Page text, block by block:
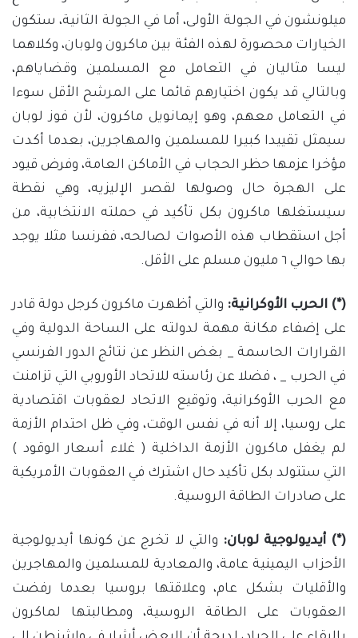
ميلونشون في الجولة الأولى، أما في الجولة الثانية، ستكون
الخيارات محصورة لهذه الفئة بين ماكرون ولوبان، وكلاهما
ليسا مثاليان في التعامل مع المسلمين وقضاياهم،
وبالتالي قد يكون اختيارهم قائما على المرشح الأقل سوءا
في التعامل معهم، وهو إيمانويل ماكرون، لأن فوز لوبان
سيمثل تقييدا كبيرا للمسلمين والمهاجرين، بعدما أكدت
مؤخرا عزمها حظر الحجاب في الأماكن العامة، وفرض قيود
على الهجرة حال وصولها لقصر الإليزيه، وهي نقطة
سيستغلها ماكرون بكل تأكيد في حملته الانتخابية، من
أجل استقطاب هذه الأصوات لصالحه، ففرنسا مثلا يوجد
بها حوالي ٦ مليون مسلم على الأقل.
(*) الحرب الأوكرانية: والتي أظهرت ماكرون كرجل دولة قادر
على إضفاء مكانة مهمة لدولته على الساحة الدولية وفي
القرارات الحاسمة _ بغض النظر عن نتائج الدور الفرنسي
في الحرب _ ، فضلا عن رئاسته للاتحاد الأوروبي التي تزامنت
مع الحرب الأوكرانية، وتوقيع الاتحاد لعقوبات اقتصادية
على روسيا، إلا أنه في نفس الوقت، وفي ظل احتدام الأزمة
لم يغفل ماكرون الأزمة الداخلية ( غلاء أسعار الوقود )
التي ستتولد بكل تأكيد حال اشترك في العقوبات الأمريكية
على صادرات الطاقة الروسية.
(*) أيديولوجية لوبان: والتي لا تخرج عن كونها أيديولوجية
الأحزاب اليمينية عامة، والمعادية للمسلمين والمهاجرين
والأقليات بشكل عام، وعلاقتها بروسيا بعدما رفضت
العقوبات على الطاقة الروسية، ومطالبتها لماكرون